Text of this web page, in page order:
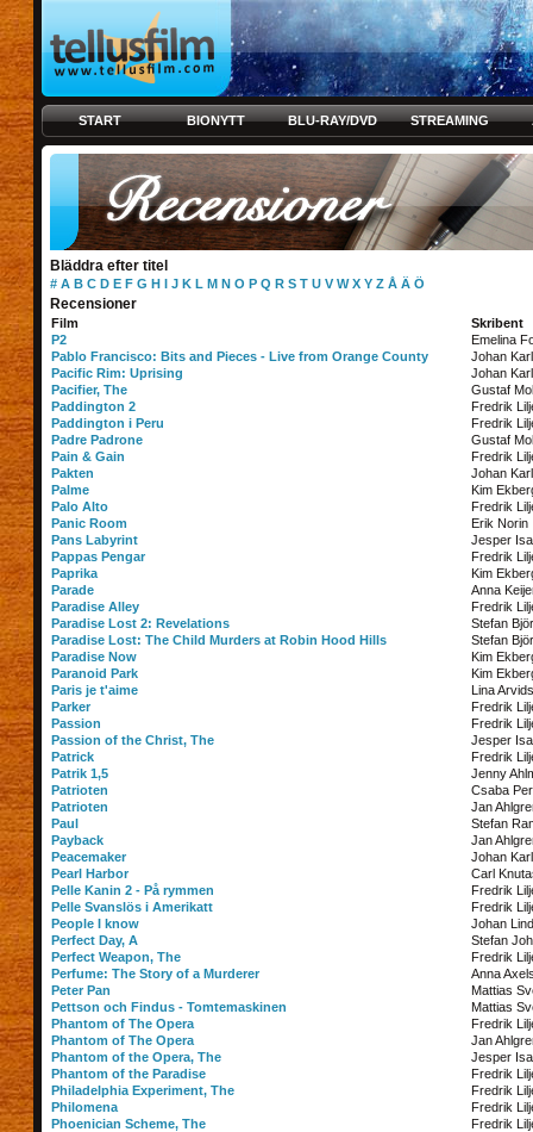
START BIONYTT BLU-RAY/DVD STREAMING
Bläddra efter titel
# A B C D E F G H I J K L M N O P Q R S T U V W X Y Z Å Ä Ö
Recensioner
Film
Skribent
P2
Emelina
Pablo Francisco: Bits and Pieces - Live from Orange County
Johan
Pacific Rim: Uprising
Johan
Pacifier, The
Gustaf
Paddington 2
Fredrik
Paddington i Peru
Fredrik
Padre Padrone
Gustaf
Pain & Gain
Fredrik
Pakten
Johan
Palme
Kim
Palo Alto
Fredrik
Panic Room
Erik Norin
Pans Labyrint
Jesper
Pappas Pengar
Fredrik
Paprika
Kim
Parade
Anna
Paradise Alley
Fredrik
Paradise Lost 2: Revelations
Stefan
Paradise Lost: The Child Murders at Robin Hood Hills
Stefan
Paradise Now
Kim
Paranoid Park
Kim
Paris je t'aime
Lina
Parker
Fredrik
Passion
Fredrik
Passion of the Christ, The
Jesper
Patrick
Fredrik
Patrik 1,5
Jenny
Patrioten
Csaba
Patrioten
Jan
Paul
Stefan
Payback
Jan
Peacemaker
Johan
Pearl Harbor
Carl
Pelle Kanin 2 - På rymmen
Fredrik
Pelle Svanslös i Amerikatt
Fredrik
People I know
Johan
Perfect Day, A
Stefan
Perfect Weapon, The
Fredrik
Perfume: The Story of a Murderer
Anna
Peter Pan
Mattias
Pettson och Findus - Tomtemaskinen
Mattias
Phantom of The Opera
Fredrik
Phantom of The Opera
Jan
Phantom of the Opera, The
Jesper
Phantom of the Paradise
Fredrik
Philadelphia Experiment, The
Fredrik
Philomena
Fredrik
Phoenician Scheme, The
Fredrik